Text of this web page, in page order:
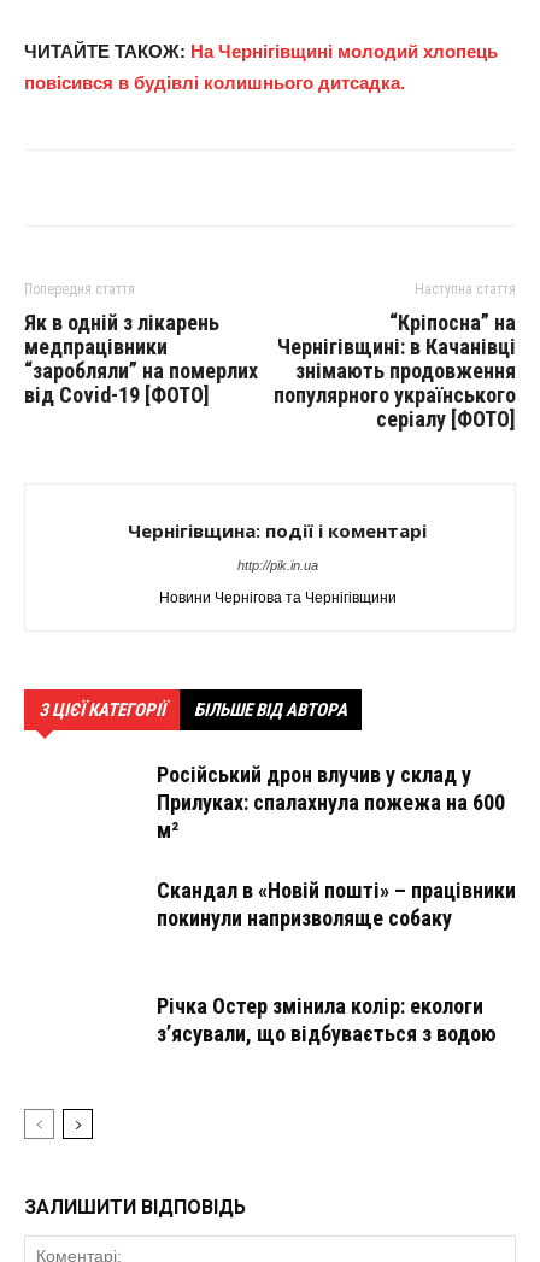
ЧИТАЙТЕ ТАКОЖ: На Чернігівщині молодий хлопець
повісився в будівлі колишнього дитсадка.
Попередня стаття
Як в одній з лікарень
медпрацівники
“заробляли” на померлих
від Covid-19 [ФОТО]
Наступна стаття
“Кріпосна” на
Чернігівщині: в Качанівці
знімають продовження
популярного українського
серіалу [ФОТО]
Чернігівщина: події і коментарі
http://pik.in.ua
Новини Чернігова та Чернігівщини
З ЦІЄЇ КАТЕГОРІЇ БІЛЬШЕ ВІД АВТОРА
Російський дрон влучив у склад у
Прилуках: спалахнула пожежа на 600
м²
Скандал в «Новій пошті» – працівники
покинули напризволяще собаку
Річка Остер змінила колір: екологи
з’ясували, що відбувається з водою
ЗАЛИШИТИ ВІДПОВІДЬ